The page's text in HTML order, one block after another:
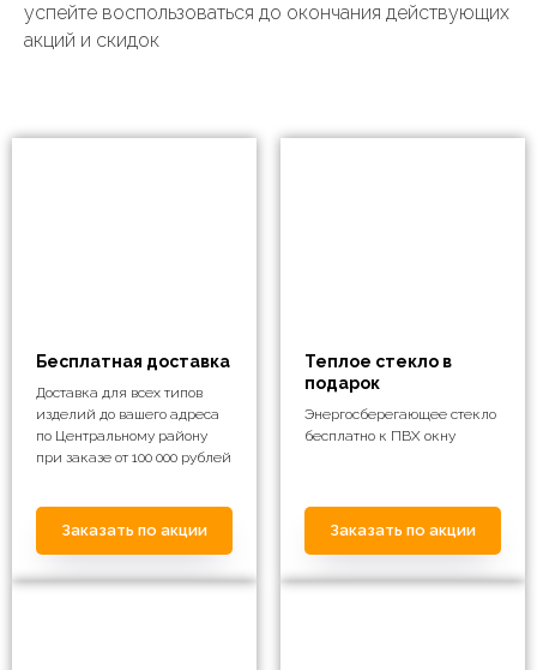
успейте воспользоваться до окончания действующих
акций и скидок
Бесплатная доставка
Доставка для всех типов
изделий до вашего адреса
по Центральному району
при заказе от 100 000 рублей
Заказать по акции
Теплое стекло в
подарок
Энергосберегающее стекло
бесплатно к ПВХ окну
Заказать по акции